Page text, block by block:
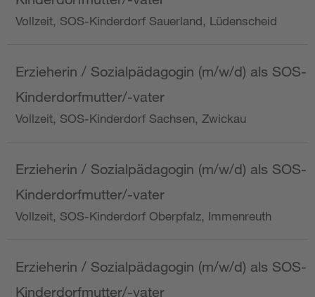
Vollzeit, SOS-Kinderdorf Sauerland, Lüdenscheid
Erzieherin / Sozialpädagogin (m/w/d) als SOS-
Kinderdorfmutter/-vater
Vollzeit, SOS-Kinderdorf Sachsen, Zwickau
Erzieherin / Sozialpädagogin (m/w/d) als SOS-
Kinderdorfmutter/-vater
Vollzeit, SOS-Kinderdorf Oberpfalz, Immenreuth
Erzieherin / Sozialpädagogin (m/w/d) als SOS-
Kinderdorfmutter/-vater